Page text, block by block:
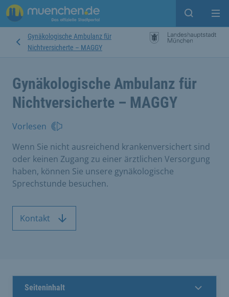
Suche
Gynäkologische Ambulanz für
Nichtversicherte – MAGGY
Gynäkologische Ambulanz für
Nichtversicherte – MAGGY
Vorlesen
Wenn Sie nicht ausreichend krankenversichert sind
oder keinen Zugang zu einer ärztlichen Versorgung
haben, können Sie unsere gynäkologische
Sprechstunde besuchen.
Kontakt
Seiteninhalt